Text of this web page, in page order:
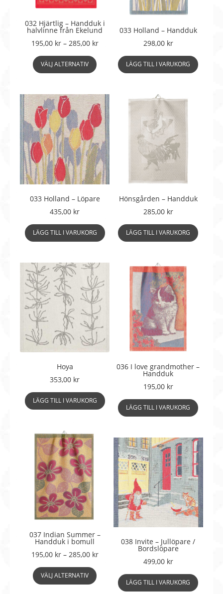
produktsidan
032 Hjärtlig – Handduk i
halvlinne från Ekelund
195,00 kr – 285,00 krPrisintervall:
285,00 kr
VÄLJ ALTERNATIV
här
flera
varianter.
De
olika
alternativen
kan
väljas
på
produktsidan
033 Holland – Handduk
298,00 kr
LÄGG TILL I VARUKORG
033 Holland – Löpare
435,00 kr
LÄGG TILL I VARUKORG
Hönsgården – Handduk
285,00 kr
LÄGG TILL I VARUKORG
Hoya
353,00 kr
LÄGG TILL I VARUKORG
036 I love grandmother –
Handduk
195,00 kr
LÄGG TILL I VARUKORG
037 Indian Summer –
Handduk i bomull
195,00 kr – 285,00 krPrisintervall:
285,00 kr
VÄLJ ALTERNATIV
här
produkten
038 Invite – Jullöpare /
Bordslöpare
499,00 kr
LÄGG TILL I VARUKORG